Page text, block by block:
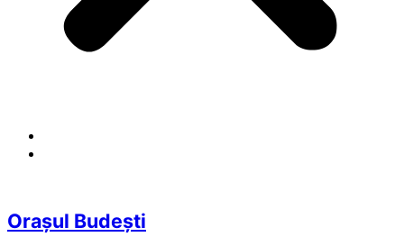
Orașul Budești